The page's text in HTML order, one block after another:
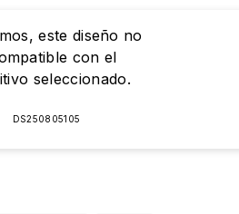
este diseño no
con el
seleccionado.
DS250805105